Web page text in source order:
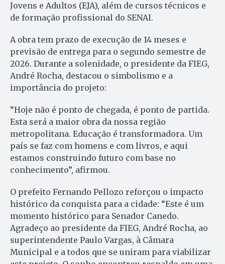
Jovens e Adultos (EJA), além de cursos técnicos e
de formação profissional do SENAI.
A obra tem prazo de execução de 14 meses e
previsão de entrega para o segundo semestre de
2026. Durante a solenidade, o presidente da FIEG,
André Rocha, destacou o simbolismo e a
importância do projeto:
“Hoje não é ponto de chegada, é ponto de partida.
Esta será a maior obra da nossa região
metropolitana. Educação é transformadora. Um
país se faz com homens e com livros, e aqui
estamos construindo futuro com base no
conhecimento”, afirmou.
O prefeito Fernando Pellozo reforçou o impacto
histórico da conquista para a cidade: “Este é um
momento histórico para Senador Canedo.
Agradeço ao presidente da FIEG, André Rocha, ao
superintendente Paulo Vargas, à Câmara
Municipal e a todos que se uniram para viabilizar